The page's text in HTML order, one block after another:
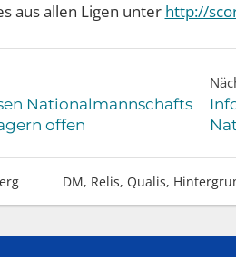
aus allen Ligen unter http://
Nationalmannschafts
offen
DM, Relis, Qualis,